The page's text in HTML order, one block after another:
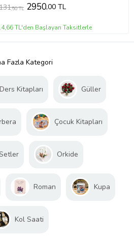
,50 TL 2950,00 TL
TL'den Başlayan Taksitlerle
Fazla Kategori
Kitapları Güller
Çocuk Kitapları
Orkide
Roman Kupa
Kol Saati